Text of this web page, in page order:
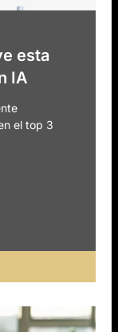
esta
IA
el top 3